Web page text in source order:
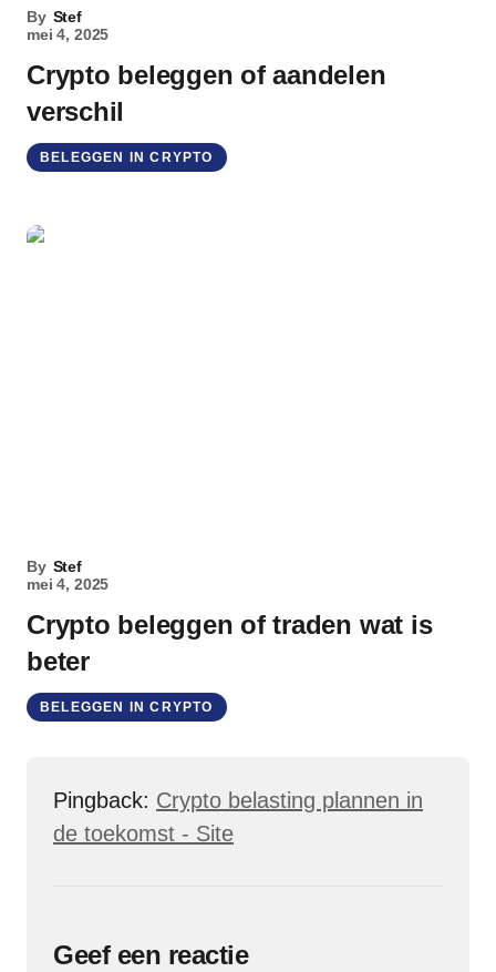
By Stef
mei 4, 2025
Crypto beleggen of aandelen
verschil
BELEGGEN IN CRYPTO
By Stef
mei 4, 2025
Crypto beleggen of traden wat is
beter
BELEGGEN IN CRYPTO
Pingback: Crypto belasting plannen in
de toekomst - Site
Geef een reactie